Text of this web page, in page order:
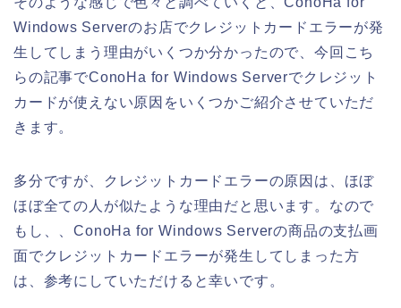
Windows Serverのお店でクレジットカードエラーが発
生してしまう理由がいくつか分かったので、今回こち
らの記事でConoHa for Windows Serverでクレジット
カードが使えない原因をいくつかご紹介させていただ
きます。
多分ですが、クレジットカードエラーの原因は、ほぼ
ほぼ全ての人が似たような理由だと思います。なので
もし、、ConoHa for Windows Serverの商品の支払画
面でクレジットカードエラーが発生してしまった方
は、参考にしていただけると幸いです。